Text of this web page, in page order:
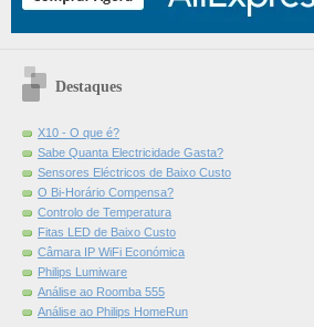
Destaques
X10 - O que é?
Sabe Quanta Electricidade Gasta?
Sensores Eléctricos de Baixo Custo
O Bi-Horário Compensa?
Controlo de Temperatura
Fitas LED de Baixo Custo
Câmara IP WiFi Económica
Philips Lumiware
Análise ao Roomba 555
Análise ao Philips HomeRun